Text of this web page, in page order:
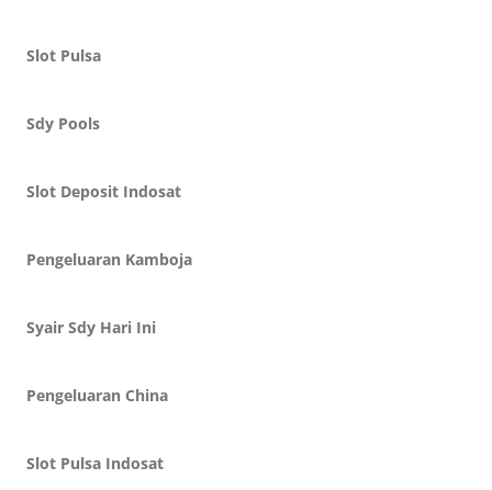
Slot Pulsa
Sdy Pools
Slot Deposit Indosat
Pengeluaran Kamboja
Syair Sdy Hari Ini
Pengeluaran China
Slot Pulsa Indosat